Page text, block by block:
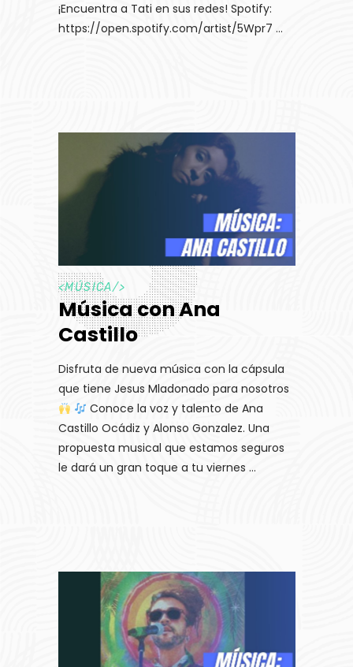
¡Encuentra a Tati en sus redes! Spotify:
https://open.spotify.com/artist/5Wpr7
<MÚSICA/>
Música con Ana
Castillo
Disfruta de nueva música con la cápsula
que tiene Jesus Mladonado para nosotros
Conoce la voz y talento de Ana
Castillo Ocádiz y Alonso Gonzalez. Una
propuesta musical que estamos seguros
le dará un gran toque a tu viernes